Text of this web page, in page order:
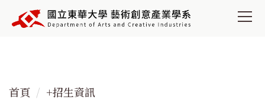
到
容
首頁 +招生資訊